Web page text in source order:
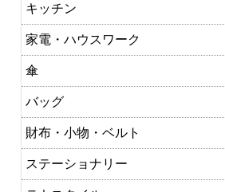
キッチン
家電・ハウスワーク
傘
バッグ
財布・小物・ベルト
ステーショナリー